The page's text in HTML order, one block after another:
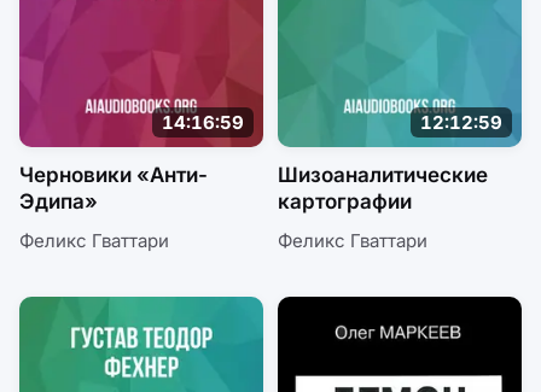
14:16:59
Черновики «Анти-
Эдипа»
Феликс Гваттари
12:12:59
Шизоаналитические
картографии
Феликс Гваттари